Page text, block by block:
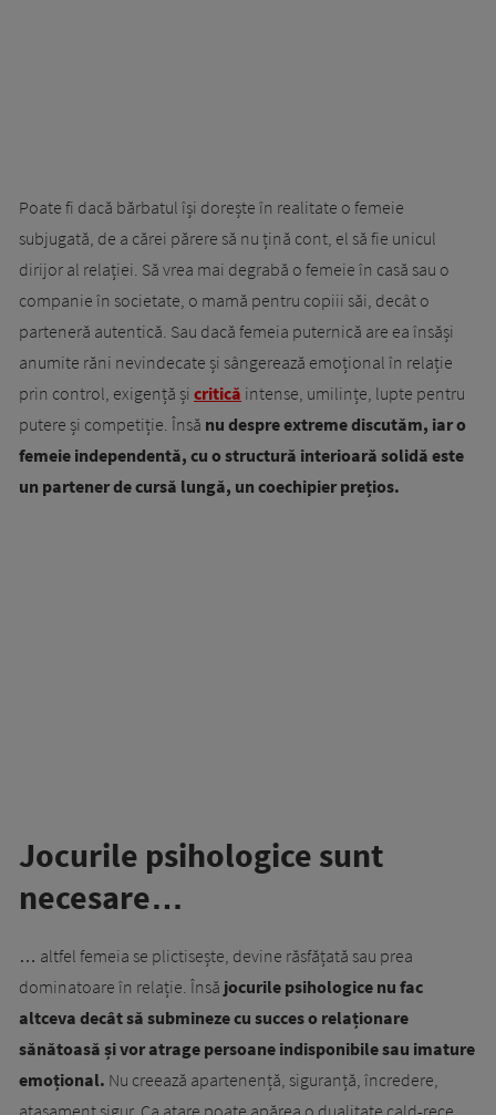
Poate fi dacă bărbatul își dorește în realitate o femeie
subjugată, de a cărei părere să nu țină cont, el să fie unicul
dirijor al relației. Să vrea mai degrabă o femeie în casă sau o
companie în societate, o mamă pentru copiii săi, decât o
parteneră autentică. Sau dacă femeia puternică are ea însăși
anumite răni nevindecate și sângerează emoțional în relație
prin control, exigență și critică intense, umilințe, lupte pentru
putere și competiție. Însă nu despre extreme discutăm, iar o
femeie independentă, cu o structură interioară solidă este
un partener de cursă lungă, un coechipier prețios.
Jocurile psihologice sunt
necesare…
… altfel femeia se plictisește, devine răsfățată sau prea
dominatoare în relație. Însă jocurile psihologice nu fac
altceva decât să submineze cu succes o relaționare
sănătoasă și vor atrage persoane indisponibile sau imature
emoțional. Nu creează apartenență, siguranță, încredere,